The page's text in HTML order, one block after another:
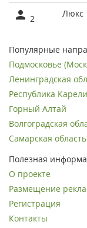
2 Люкс
Популярные
Подмосковье
Ленинградская
Республика
Горный Алтай
Волгоградская
Самарская область
Полезная
О проекте
Размещение
Регистрация
Контакты